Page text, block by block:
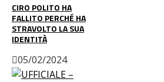
CIRO POLITO HA
FALLITO PERCHÉ HA
STRAVOLTO LA SUA
IDENTITÀ
05/02/2024